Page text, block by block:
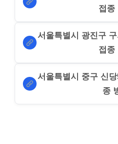
접종
서울특별시 광진구
접종
서울특별시 중구 신
종